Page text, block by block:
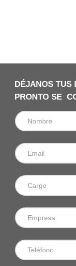
DÉJANOS TUS
PRONTO SE